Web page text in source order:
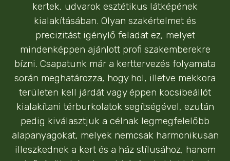
kertek, udvarok esztétikus látképének
kialakításában. Olyan szakértelmet és
precizitást igénylő feladat ez, melyet
mindenképpen ajánlott profi szakemberekre
bízni. Csapatunk már a kerttervezés folyamata
során meghatározza, hogy hol, illetve mekkora
területen kell járdát vagy éppen kocsibeállót
kialakítani térburkolatok segítségével, ezután
pedig kiválasztjuk a célnak legmegfelelőbb
alapanyagokat, melyek nemcsak harmonikusan
illeszkednek a kert és a ház stílusához, hanem